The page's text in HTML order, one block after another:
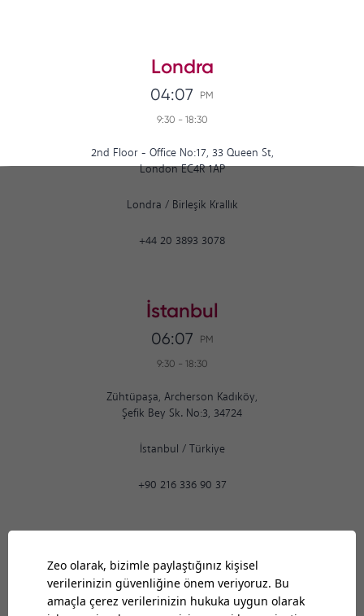
Londra
04:07 PM
9:30 - 18:30
2nd Floor - Office No:17, 33 Queen St,
London EC4R 1AP
Londra / Birleşik Krallık
+44 20 3893 3078
İstanbul
06:07 PM
9:30 - 18:30
Zühtüpaşa, Archerson Kadıköy,
Şefik Bey Sk. No:3, 34724
İstanbul / Türkiye
+90 216 336 90 37
Ankara
06:07 PM
9:30-18:30